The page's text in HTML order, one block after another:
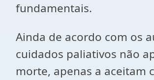
fundamentais.
Ainda de acordo com os
cuidados paliativos não
morte, apenas a aceitam